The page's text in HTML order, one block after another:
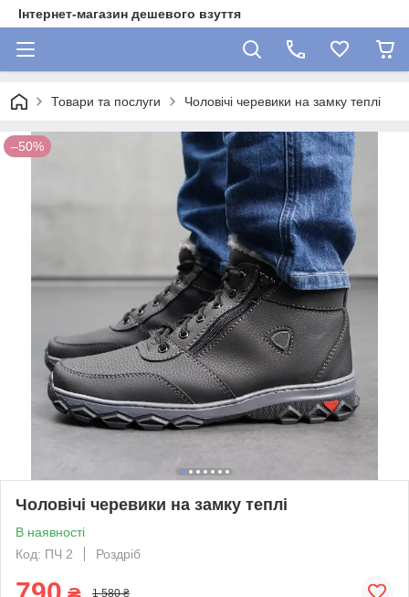
Інтернет-магазин дешевого взуття
Товари та послуги Чоловічі черевики на замку теплі
–50%
Чоловічі черевики на замку теплі
В наявності
Код: ПЧ 2
Роздріб
1 580 ₴